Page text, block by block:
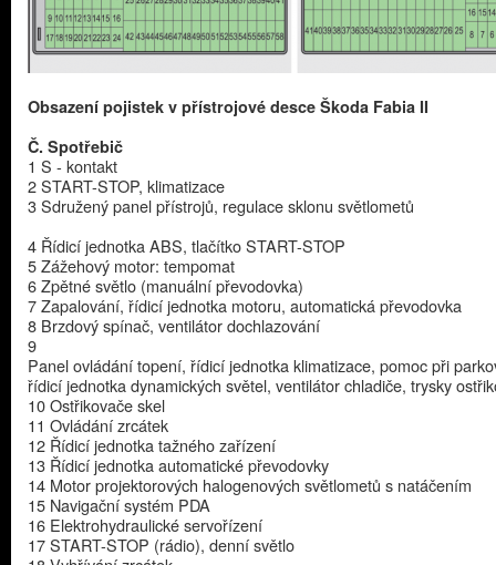
Obsazení pojistek v přístrojové desce Škoda Fabia II
Č. Spotřebič
1 S - kontakt
2 START-STOP, klimatizace
3 Sdružený panel přístrojů, regulace sklonu světlometů
4 Řídicí jednotka ABS, tlačítko START-STOP
5 Zážehový motor: tempomat
6 Zpětné světlo (manuální převodovka)
7 Zapalování, řídicí jednotka motoru, automatická převodovka
8 Brzdový spínač, ventilátor dochlazování
9
Panel ovládání topení, řídicí jednotka klimatizace, pomoc při
řídicí jednotka dynamických světel, ventilátor chladiče, trysky
10 Ostřikovače skel
11 Ovládání zrcátek
12 Řídicí jednotka tažného zařízení
13 Řídicí jednotka automatické převodovky
14 Motor projektorových halogenových světlometů s natáčením
15 Navigační systém PDA
16 Elektrohydraulické servořízení
17 START-STOP (rádio), denní světlo